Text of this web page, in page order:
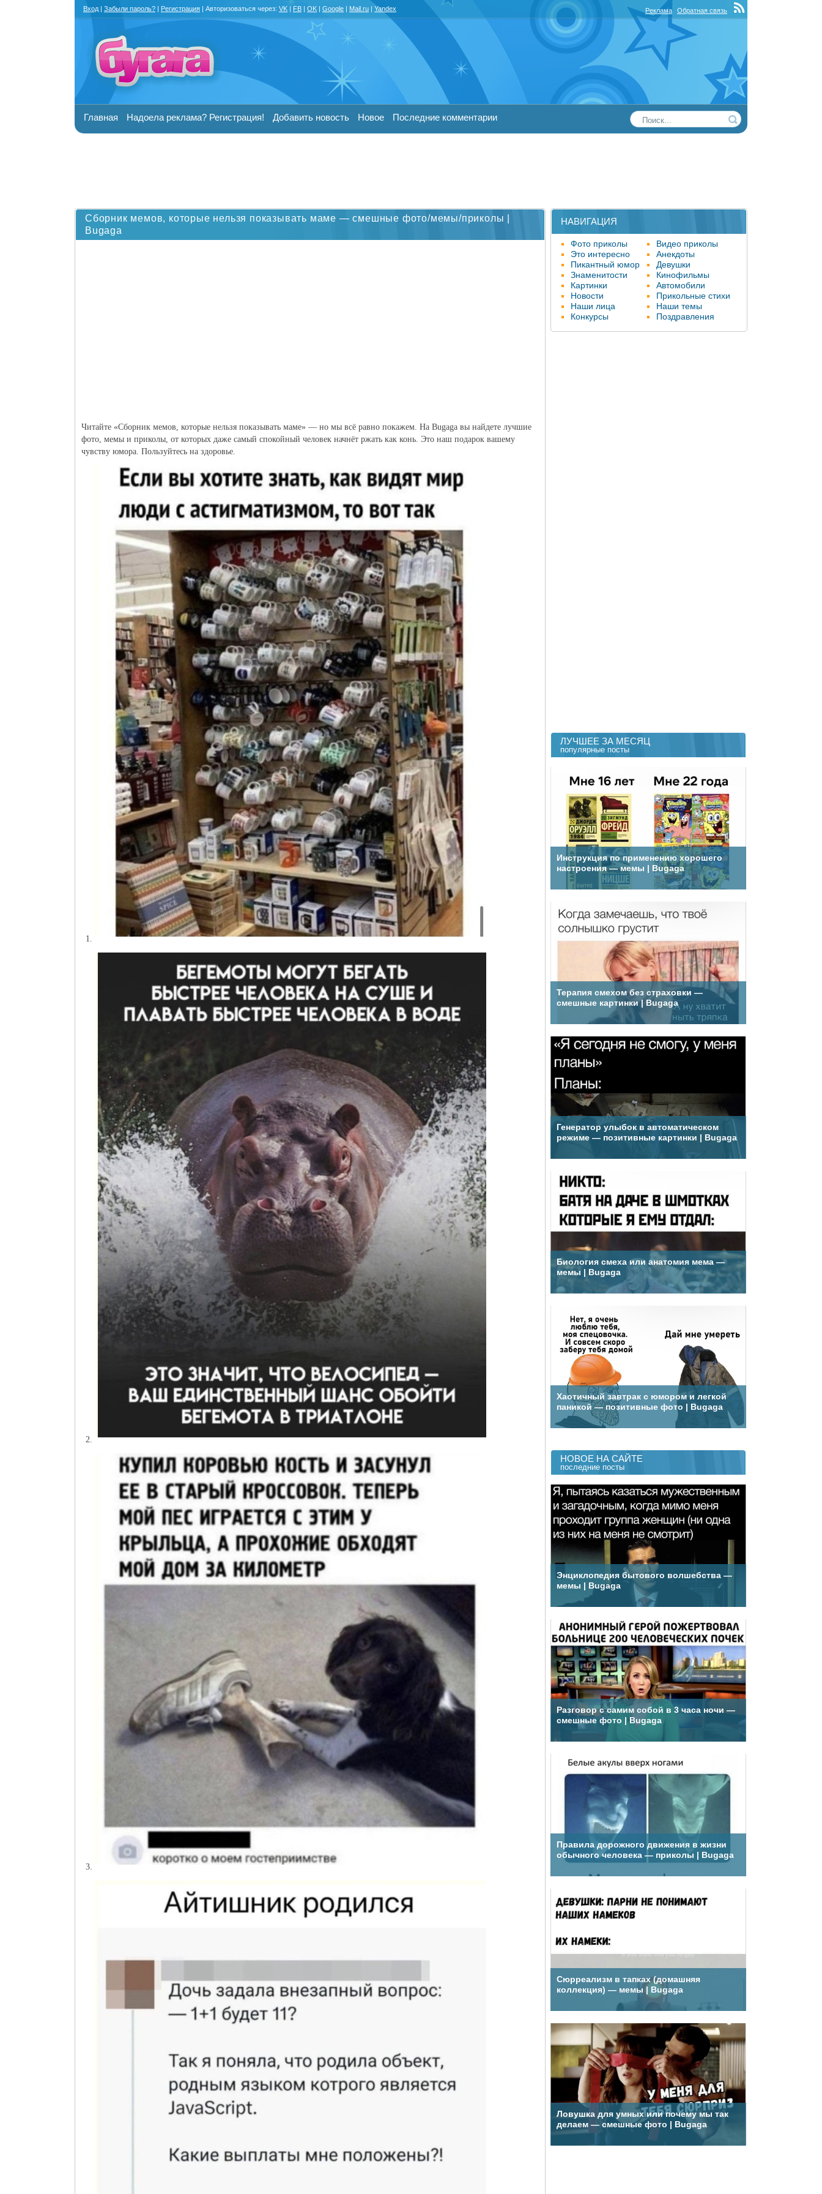
Сборник мемов, которые нельзя показывать маме — смешные фото/мемы/приколы |
Bugaga
Читайте «Сборник мемов, которые нельзя показывать маме» — но мы всё равно покажем. На Bugaga вы найдете лучшие
фото, мемы и приколы, от которых даже самый спокойный человек начнёт ржать как конь. Это наш подарок вашему
чувству юмора. Пользуйтесь на здоровье.
НАВИГАЦИЯ
Фото приколы
Видео приколы
Это интересно
Анекдоты
Пикантный юмор
Девушки
Знаменитости
Кинофильмы
Картинки
Автомобили
Новости
Прикольные стихи
Наши лица
Наши темы
Конкурсы
Поздравления
ЛУЧШЕЕ ЗА МЕСЯЦ
популярные посты
Инструкция по применению хорошего
настроения — мемы | Bugaga
Терапия смехом без страховки —
смешные картинки | Bugaga
Генератор улыбок в автоматическом
режиме — позитивные картинки | Bugaga
Биология смеха или анатомия мема —
мемы | Bugaga
Хаотичный завтрак с юмором и легкой
паникой — позитивные фото | Bugaga
НОВОЕ НА САЙТЕ
последние посты
Энциклопедия бытового волшебства —
мемы | Bugaga
Разговор с самим собой в 3 часа ночи —
смешные фото | Bugaga
Правила дорожного движения в жизни
обычного человека — приколы | Bugaga
Сюрреализм в тапках (домашняя
коллекция) — мемы | Bugaga
Ловушка для умных или почему мы так
делаем — смешные фото | Bugaga
Вход | Забыли пароль? | Регистрация | Авторизоваться через: VK | FB | OK | Google | Mail.ru | Yandex Реклама Обратная связь
Главная Надоела реклама? Регистрация! Добавить новость Новое Последние комментарии